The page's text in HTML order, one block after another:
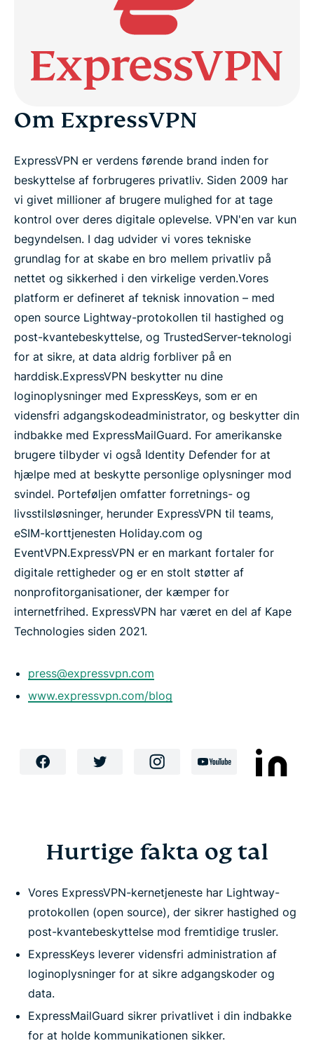
Presseudgivelser
Om ExpressVPN
ExpressVPN er verdens førende brand inden for
beskyttelse af forbrugeres privatliv. Siden 2009 har
vi givet millioner af brugere mulighed for at tage
kontrol over deres digitale oplevelse. VPN'en var kun
begyndelsen. I dag udvider vi vores tekniske
grundlag for at skabe en bro mellem privatliv på
nettet og sikkerhed i den virkelige verden.Vores
platform er defineret af teknisk innovation – med
open source Lightway-protokollen til hastighed og
post-kvantebeskyttelse, og TrustedServer-teknologi
for at sikre, at data aldrig forbliver på en
harddisk.ExpressVPN beskytter nu dine
loginoplysninger med ExpressKeys, som er en
vidensfri adgangskodeadministrator, og beskytter din
indbakke med ExpressMailGuard. For amerikanske
brugere tilbyder vi også Identity Defender for at
hjælpe med at beskytte personlige oplysninger mod
svindel. Porteføljen omfatter forretnings- og
livsstilsløsninger, herunder ExpressVPN til teams,
eSIM-korttjenesten Holiday.com og
EventVPN.ExpressVPN er en markant fortaler for
digitale rettigheder og er en stolt støtter af
nonprofitorganisationer, der kæmper for
internetfrihed. ExpressVPN har været en del af Kape
Technologies siden 2021.
press@expressvpn.com
www.expressvpn.com/blog
Hurtige fakta og tal
Vores ExpressVPN-kernetjeneste har Lightway-
protokollen (open source), der sikrer hastighed og
post-kvantebeskyttelse mod fremtidige trusler.
ExpressKeys leverer vidensfri administration af
loginoplysninger for at sikre adgangskoder og
data.
ExpressMailGuard sikrer privatlivet i din indbakke
for at holde kommunikationen sikker.